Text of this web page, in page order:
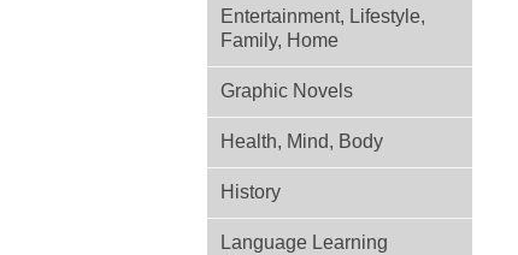
Entertainment, Lifestyle,
Family, Home
Graphic Novels
Health, Mind, Body
History
Language Learning